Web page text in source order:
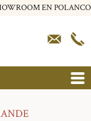
EN POLANCO